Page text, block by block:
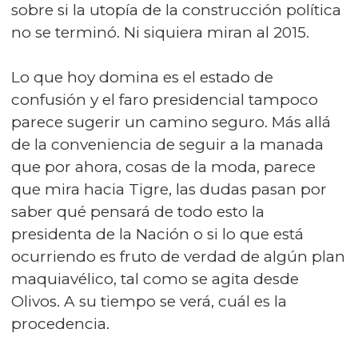
sobre si la utopía de la construcción política
no se terminó. Ni siquiera miran al 2015.
Lo que hoy domina es el estado de
confusión y el faro presidencial tampoco
parece sugerir un camino seguro. Más allá
de la conveniencia de seguir a la manada
que por ahora, cosas de la moda, parece
que mira hacia Tigre, las dudas pasan por
saber qué pensará de todo esto la
presidenta de la Nación o si lo que está
ocurriendo es fruto de verdad de algún plan
maquiavélico, tal como se agita desde
Olivos. A su tiempo se verá, cuál es la
procedencia.